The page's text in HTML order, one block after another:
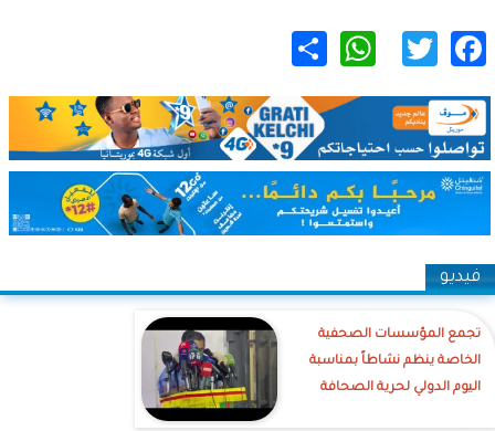
Facebook
Twitter
WhatsApp
فيديو
تجمع المؤسسات الصحفية
الخاصة ينظم نشاطاً بمناسبة
اليوم الدولي لحرية الصحافة